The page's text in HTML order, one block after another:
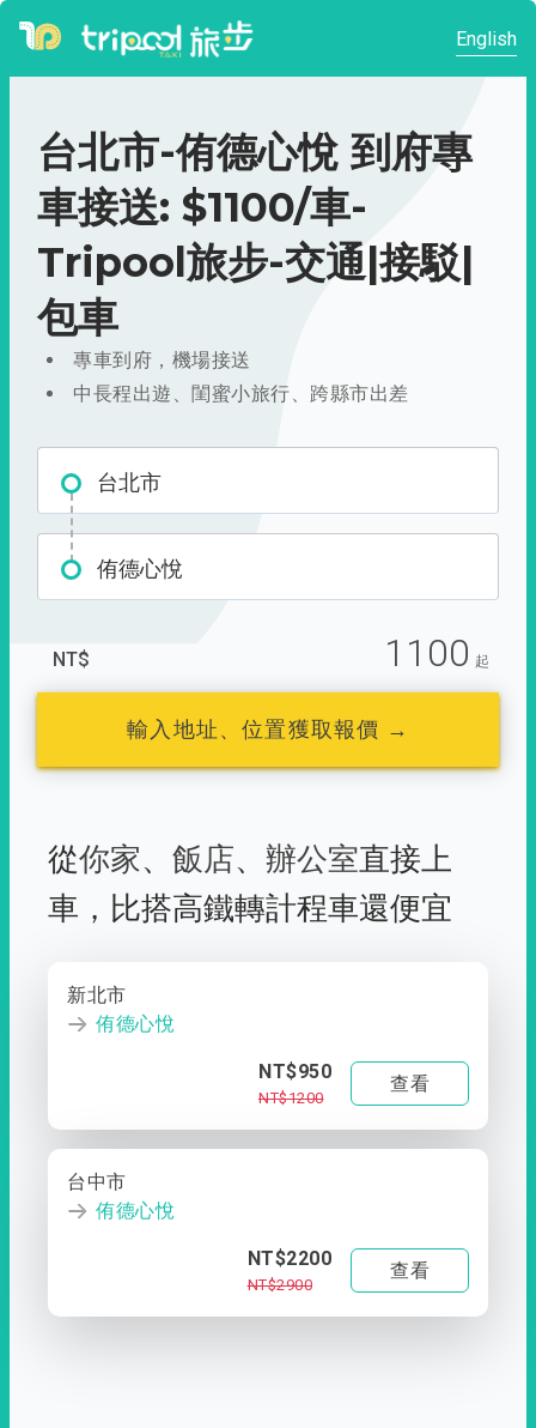
English
台北市-侑德心悅 到府專
車接送: $1100/車-
Tripool旅步-交通|接駁|
包車
專車到府，機場接送
中長程出遊、閨蜜小旅行、跨縣市出差
台北市
侑德心悅
NT$ 1100 起
輸入地址、位置獲取報價 →
從你家、 飯店、 辦公室直接上
車， 比搭高鐵轉計程車還便宜
新北市
侑德心悅
NT$950
NT$1200
查看
台中市
侑德心悅
NT$2200
NT$2900
查看